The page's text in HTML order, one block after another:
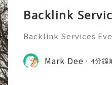
Backlink
Backlink Services
Mark Dee 4分鐘